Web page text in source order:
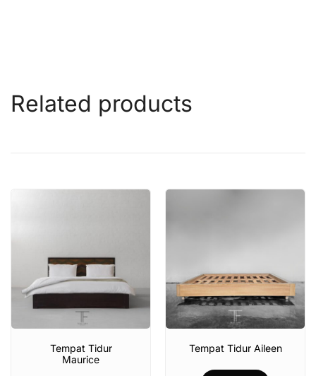
Related products
Tempat Tidur
Maurice
Tempat Tidur Aileen